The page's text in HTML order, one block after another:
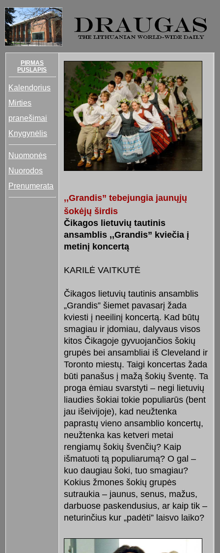
PIRMAS
PUSLAPIS
Kalendorius
Mirties
pranešimai
Knygynėlis
Nuomonės
Nuorodos
Prenumerata
,,Grandis” tebejungia jaunųjų
šokėjų širdis
Čikagos lietuvių tautinis
ansamblis ,,Grandis” kviečia į
metinį koncertą
KARILĖ VAITKUTĖ
Čikagos lietuvių tautinis ansamblis
„Grandis” šiemet pavasarį žada
kviesti į neeilinį koncertą. Kad būtų
smagiau ir įdomiau, dalyvaus visos
kitos Čikagoje gyvuojančios šokių
grupės bei ansambliai iš Cleveland ir
Toronto miestų. Taigi koncertas žada
būti panašus į mažą šokių šventę. Ta
proga ėmiau svarstyti – negi lietuvių
liaudies šokiai tokie populiarūs (bent
jau išeivijoje), kad neužtenka
paprastų vieno ansamblio koncertų,
neužtenka kas ketveri metai
rengiamų šokių švenčių? Kaip
išmatuoti tą populiarumą? O gal –
kuo daugiau šoki, tuo smagiau?
Kokius žmones šokių grupės
sutraukia – jaunus, senus, mažus,
darbuose paskendusius, ar kaip tik –
neturinčius kur „padėti” laisvo laiko?